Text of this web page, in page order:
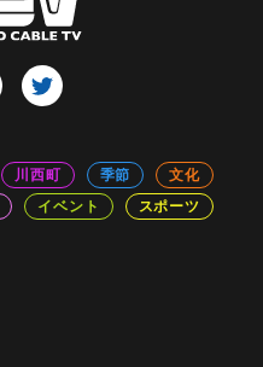
川西町 季節
文化
イベント
スポーツ